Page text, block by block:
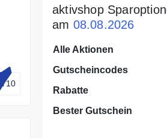
EY10
aktivshop
am 08.08.2026
Alle Aktionen
Gutscheincodes
Rabatte
Bester Gutschein